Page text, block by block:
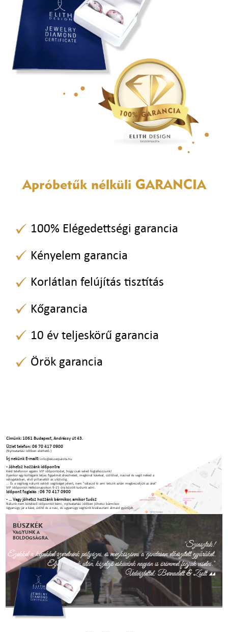
Apróbetűk nélküli GARANCIA
100% Elégedettségi garancia
Kényelem garancia
Korlátlan felújítás tisztítás
Kőgarancia
10 év teljeskörű garancia
Örök garancia
Címünk: 1061 Budapest, Andrássy út 43.
Üzlet telefon: 06 70 417 0900
(Nyitvatartási időben elérhető.)
Írj nekünk E-mailt:info@ekszerpalota.hu
- Jöhetsz hozzánk időpontra
Kérd telefonon egyéni VIP időpontodat, hogy csak veled foglalkozzunk!
Ilyenkor egy kollégánk teljes figyelmét élvezheted, megkínál kávéval, üdítőval, nasival és segít neked a
válogatásban, első pillanattól az utolsóig.
... És a segítség nálunk valódi segítséget jelent, nem "válaszd ki ami tetszik aztán megbeszéljük az árat"
VIP időpontot Hétköznapokon 9-15 óra között tudunk adni.
Időpont foglalás : 06 70 417 0900
- ... Vagy jöhetsz hozzánk bármikor, amikor tudsz
Nálunk nem kötelező időpontot kérni, nyitvatartási időben jöhetsz bármikor.
Ugyanúgy jár a kávé, üdítő és a nasi, és ugyanúgy segítünk kiválasztani álmaid gyűrűjét.
BÜSZKÉK
VAGYUNK A
BOLDOGSÁGRA.
"Sziasztok!
Ezekkel a képekkel szeretnénk pályázni, és megköszönni a gondosan elkészített gyűrűket.
Eljegyzésünk után, közelgő esküvőnk napján is örömmel fogjuk viselni."
Üdvözlettel: Bernadett & Zsolt